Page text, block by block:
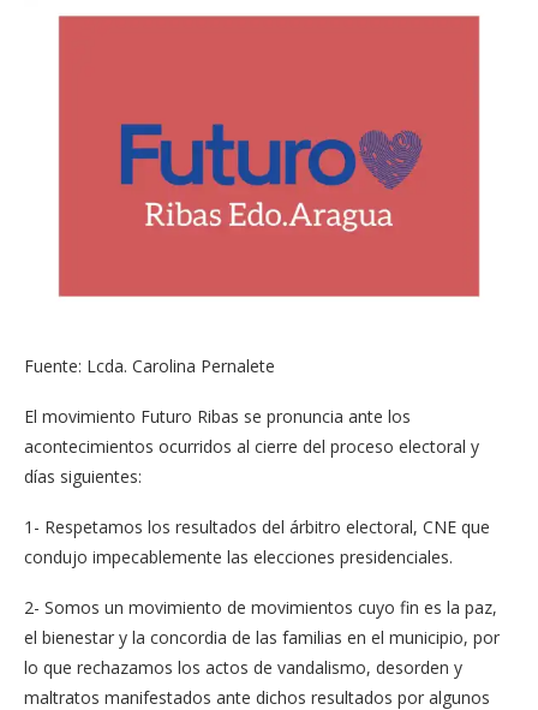
Fuente: Lcda. Carolina Pernalete
El movimiento Futuro Ribas se pronuncia ante los
acontecimientos ocurridos al cierre del proceso electoral y
días siguientes:
1- Respetamos los resultados del árbitro electoral, CNE que
condujo impecablemente las elecciones presidenciales.
2- Somos un movimiento de movimientos cuyo fin es la paz,
el bienestar y la concordia de las familias en el municipio, por
lo que rechazamos los actos de vandalismo, desorden y
maltratos manifestados ante dichos resultados por algunos